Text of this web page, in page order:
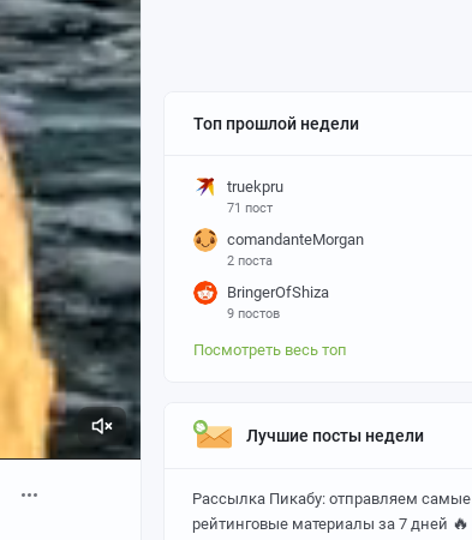
Топ прошлой недели
truekpru
71 пост
comandanteMorgan
2 поста
BringerOfShiza
9 постов
Посмотреть весь топ
Лучшие посты недели
Рассылка Пикабу: отправляем самые
рейтинговые материалы за 7 дней 🔥